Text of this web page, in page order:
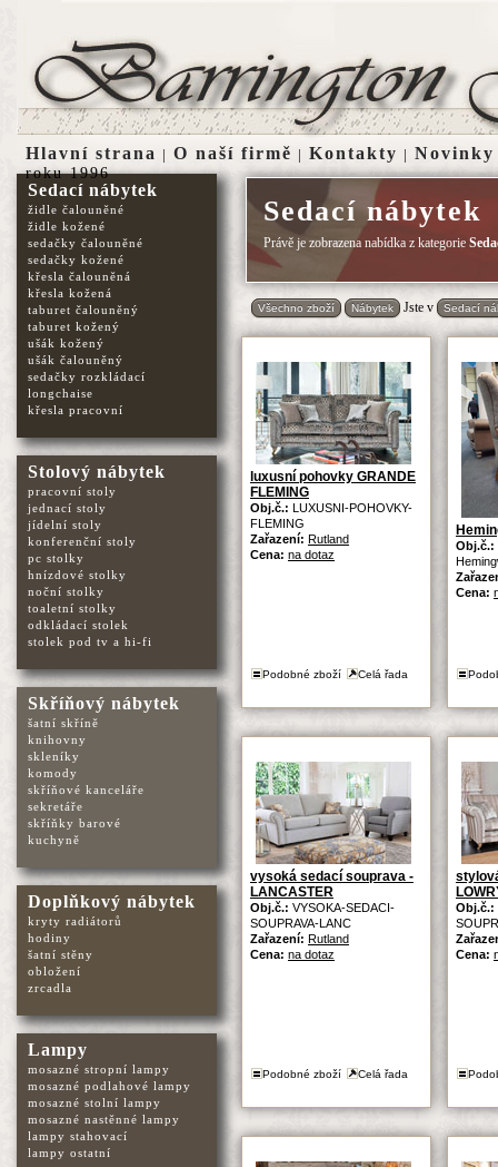
Sedací nábytek
Právě je zobrazena nabídka z kategorie
Všechno zboží Nábytek Jste v Sedací
luxusní pohovky GRANDE
FLEMING
Obj.č.: LUXUSNI-POHOVKY-
FLEMING
Zařazení: Rutland
Cena: na dotaz
Podobné zboží Celá řada
Obj.č.:
Cena:
vysoká sedací souprava -
LANCASTER
Obj.č.: VYSOKA-SEDACI-
SOUPRAVA-LANC
Zařazení: Rutland
Cena: na dotaz
Podobné zboží Celá řada
Obj.č.:
Cena:
Sedací nábytek
židle čalouněné
židle kožené
sedačky čalouněné
sedačky kožené
křesla čalouněná
křesla kožená
taburet čalouněný
taburet kožený
ušák kožený
ušák čalouněný
sedačky rozkládací
longchaise
křesla pracovní
Stolový nábytek
pracovní stoly
jednací stoly
jídelní stoly
konferenční stoly
pc stolky
hnízdové stolky
noční stolky
toaletní stolky
odkládací stolek
stolek pod tv a hi-fi
Skříňový nábytek
šatní skříně
knihovny
skleníky
komody
skříňové kanceláře
sekretáře
skříňky barové
kuchyně
Doplňkový nábytek
kryty radiátorů
hodiny
šatní stěny
obložení
zrcadla
Lampy
mosazné stropní lampy
mosazné podlahové lampy
mosazné stolní lampy
mosazné nastěnné lampy
lampy stahovací
lampy ostatní
Hlavní strana | O naší firmě | Kontakty | Novinky
roku 1996